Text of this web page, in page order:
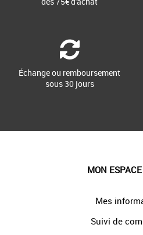
Échange ou remboursement
sous 30 jours
MON
Mes
Suivi de